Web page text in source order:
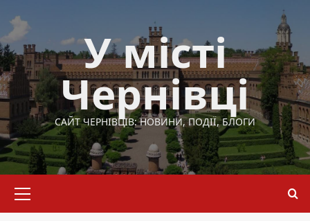
до
вмісту
У місті
Чернівці
САЙТ ЧЕРНІВЦІВ: НОВИНИ, ПОДІЇ, БЛОГИ
меню